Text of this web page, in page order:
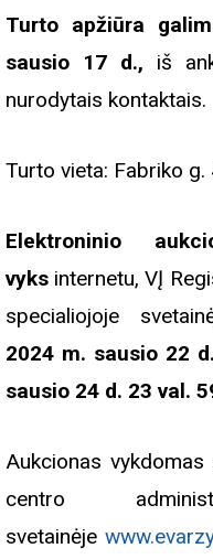
Turto apžiūra
sausio 17 d.,
iš
nurodytais kontaktais.
Turto vieta: Fabriko g.
Elektroninio
vyks internetu, VĮ
specialiojoje
2024 m. sausio 22
sausio 24 d. 23 val.
Aukcionas
centro
svetainėje